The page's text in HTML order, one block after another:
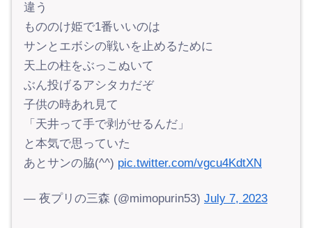
違う
もののけ姫で1番いいのは
サンとエボシの戦いを止めるために
天上の柱をぶっこぬいて
ぶん投げるアシタカだぞ
子供の時あれ見て
「天井って手で剥がせるんだ」
と本気で思っていた
あとサンの脇(^^) pic.twitter.com/vgcu4KdtXN
— 夜プリの三森 (@mimopurin53) July 7, 2023